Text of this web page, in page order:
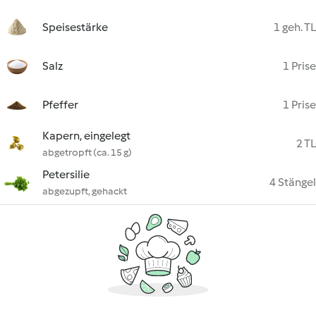
Speisestärke 1 geh. TL
Salz 1 Prise
Pfeffer 1 Prise
Kapern, eingelegt
abgetropft (ca. 15 g)
2 TL
Petersilie
abgezupft, gehackt
4 Stängel